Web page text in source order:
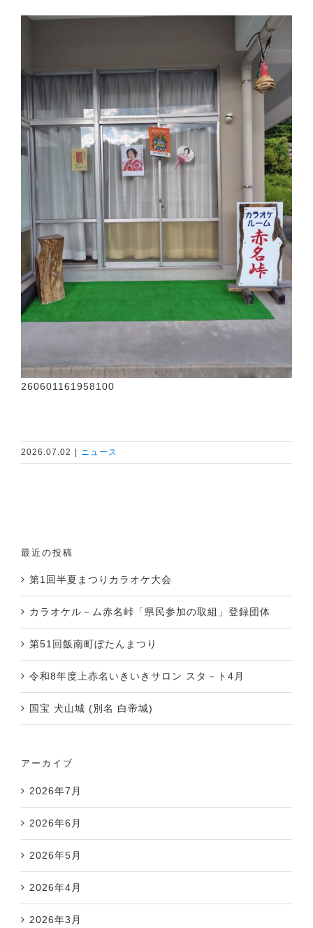
260601161958100
2026.07.02 | ニュース
最近の投稿
第1回半夏まつりカラオケ大会
カラオケル－ム赤名峠「県民参加の取組」登録団体
第51回飯南町ぼたんまつり
令和8年度上赤名いきいきサロン スタ－ト4月
国宝 犬山城 (別名 白帝城)
アーカイブ
2026年7月
2026年6月
2026年5月
2026年4月
2026年3月